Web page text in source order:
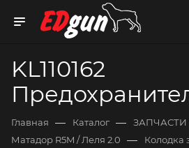
KL110162
Главная — Каталог — ЗАПЧАСТИ
Матадор R5M / Леля 2.0 — Колодка